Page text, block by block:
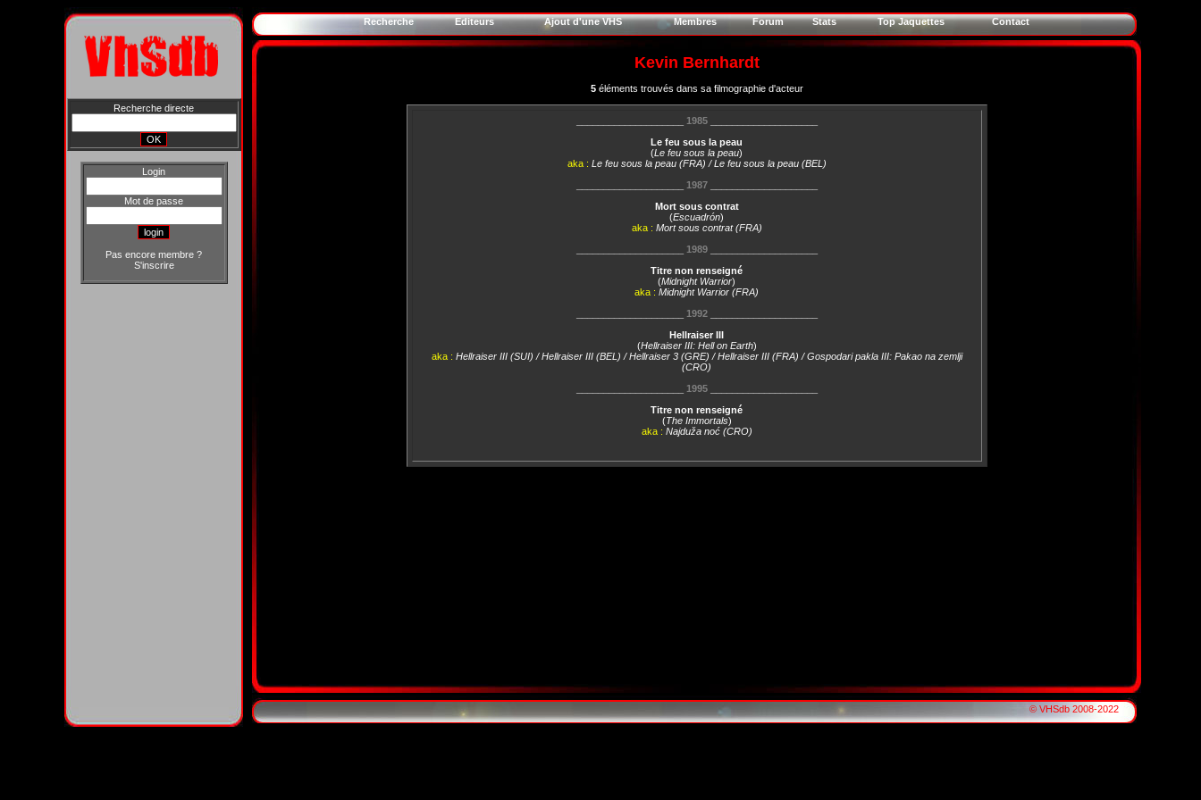
Recherche directe
Login
Mot de passe
Pas encore membre ?
S'inscrire
Recherche Editeurs Ajout d'une VHS Membres Forum Stats Top Jaquettes Contact
Kevin Bernhardt
5éléments trouvés dans sa filmographie d'acteur
1985____________________
Le feu sous la peau
(Le feu sous la peau)
aka : Le feu sous la peau (FRA) / Le feu sous la peau (BEL)
1987____________________
Mort sous contrat
(Escuadrón)
aka : Mort sous contrat (FRA)
1989____________________
Titre non renseigné
(Midnight Warrior)
aka : Midnight Warrior (FRA)
1992____________________
Hellraiser III
(Hellraiser III: Hell on Earth)
aka : Hellraiser III (SUI) / Hellraiser III (BEL) / Hellraiser 3 (GRE) / Hellraiser III (FRA) / Gospodari pakla III: Pakao na zemlji
(CRO)
1995____________________
Titre non renseigné
(The Immortals)
aka : Najduža noć (CRO)
© VHSdb 2008-2022